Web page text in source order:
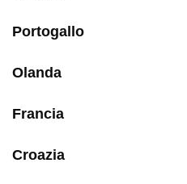
Portogallo
Olanda
Francia
Croazia